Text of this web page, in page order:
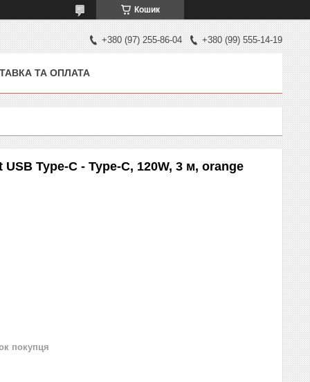
Кошик
+380 (97) 255-86-04 +380 (99) 555-14-19
ТА ОПЛАТА
Type-C - Type-C, 120W, 3 м, orange
покупця